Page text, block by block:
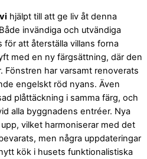
hjälpt till att ge liv åt denna
invändiga och utvändiga
att återställa villans forna
med en ny färgsättning, där den
Fönstren har varsamt renoverats
engelskt röd nyans. Även
plåttäckning i samma färg, och
alla byggnadens entréer. Nya
vilket harmoniserar med det
men några uppdateringar
kök i husets funktionalistiska